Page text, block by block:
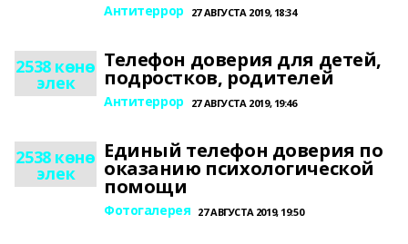
Антитеррор 27 АВГУСТА 2019, 18:34
2538 көнө
элек
Телефон доверия для детей,
подростков, родителей
Антитеррор 27 АВГУСТА 2019, 19:46
2538 көнө
элек
Единый телефон доверия по
оказанию психологической
помощи
Фотогалерея 27 АВГУСТА 2019, 19:50